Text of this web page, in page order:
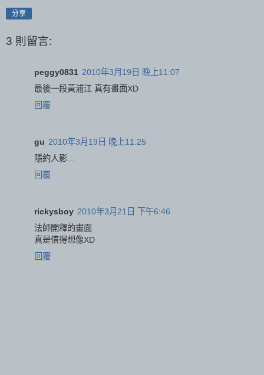
分享
3 則留言:
peggy0831 2010年3月19日 晚上11:07
最後一段黃浦江 真有畫面XD
回覆
gu 2010年3月19日 晚上11:25
隱約人影...
回覆
rickysboy 2010年3月21日 下午6:46
法師開釋的畫面
真是值得想像XD
回覆